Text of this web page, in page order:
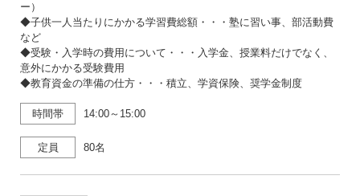
ー）
◆子供一人当たりにかかる学習費総額・・・塾に習い事、部活動費
など
◆受験・入学時の費用について・・・入学金、授業料だけでなく、
意外にかかる受験費用
◆教育資金の準備の仕方・・・積立、学資保険、奨学金制度
時間帯 14:00～15:00
定員 80名